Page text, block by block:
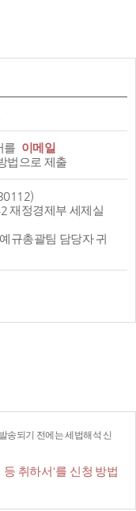
를 이메일
법으로 제출
재정경제부 세제실
규총괄팀 담당자 귀
송되기 전에는 세법해석 신
취하서'를 신청 방법